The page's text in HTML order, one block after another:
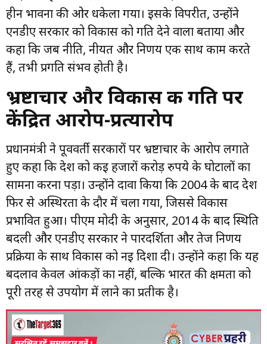
हीन भावना की ओर धकेला गया। इसके विपरीत, उन्होंने
एनडीए सरकार को विकास को गति देने वाला बताया और
कहा कि जब नीति, नीयत और निर्णय एक साथ काम करते
हैं, तभी प्रगति संभव होती है।
भ्रष्टाचार और विकास की गति पर
केंद्रित आरोप-प्रत्यारोप
प्रधानमंत्री ने पूर्ववर्ती सरकारों पर भ्रष्टाचार के आरोप लगाते
हुए कहा कि देश को कई हजारों करोड़ रुपये के घोटालों का
सामना करना पड़ा। उन्होंने दावा किया कि 2004 के बाद देश
फिर से अस्थिरता के दौर में चला गया, जिससे विकास
प्रभावित हुआ। पीएम मोदी के अनुसार, 2014 के बाद स्थिति
बदली और एनडीए सरकार ने पारदर्शिता और तेज निर्णय
प्रक्रिया के साथ विकास को नई दिशा दी। उन्होंने कहा कि यह
बदलाव केवल आंकड़ों का नहीं, बल्कि भारत की क्षमता को
पूरी तरह से उपयोग में लाने का प्रतीक है।